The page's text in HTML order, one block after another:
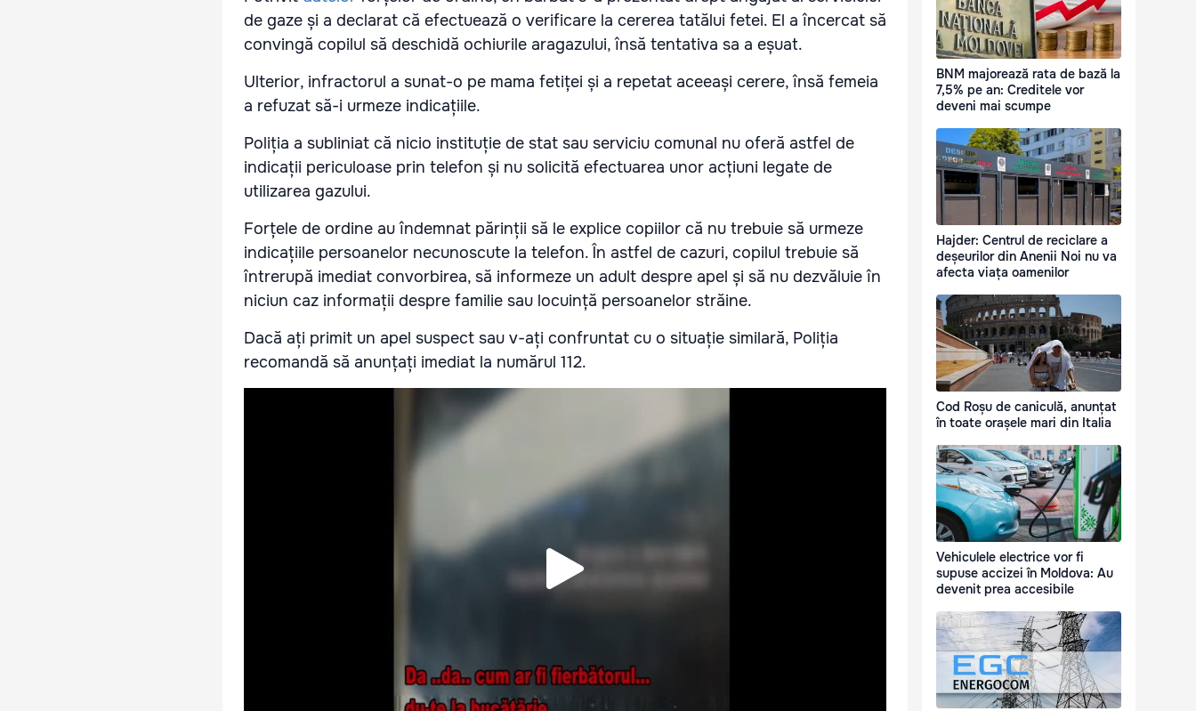
de gaze și a declarat că efectuează o verificare la cererea tatălui fetei. El a încercat să
convingă copilul să deschidă ochiurile aragazului, însă tentativa sa a eșuat.
Ulterior, infractorul a sunat-o pe mama fetiței și a repetat aceeași cerere, însă femeia
a refuzat să-i urmeze indicațiile.
Poliția a subliniat că nicio instituție de stat sau serviciu comunal nu oferă astfel de
indicații periculoase prin telefon și nu solicită efectuarea unor acțiuni legate de
utilizarea gazului.
Forțele de ordine au îndemnat părinții să le explice copiilor că nu trebuie să urmeze
indicațiile persoanelor necunoscute la telefon. În astfel de cazuri, copilul trebuie să
întrerupă imediat convorbirea, să informeze un adult despre apel și să nu dezvăluie în
niciun caz informații despre familie sau locuință persoanelor străine.
Dacă ați primit un apel suspect sau v-ați confruntat cu o situație similară, Poliția
recomandă să anunțați imediat la numărul 112.
BNM majorează rata de bază la
7,5% pe an: Creditele vor
deveni mai scumpe
Hajder: Centrul de reciclare a
deșeurilor din Anenii Noi nu va
afecta viața oamenilor
Cod Roșu de caniculă, anunțat
în toate orașele mari din Italia
Vehiculele electrice vor fi
supuse accizei în Moldova: Au
devenit prea accesibile